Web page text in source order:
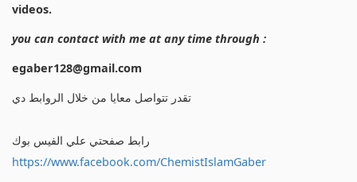
videos.
you can contact with me at any time through :
egaber128@gmail.com
تقدر تتواصل معايا من خلال الروابط دي
رابط صفحتي علي الفيس بوك
https://www.facebook.com/ChemistIslamGaber